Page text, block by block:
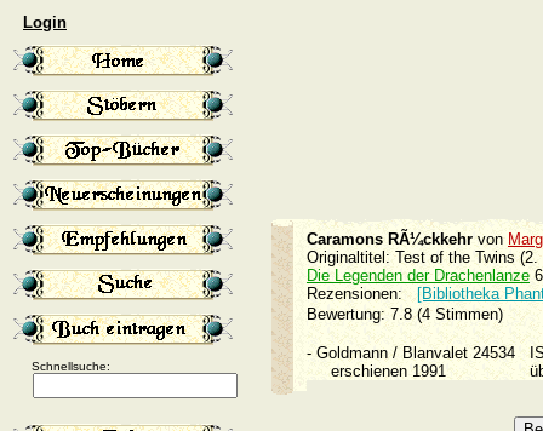
Login
Schnellsuche:
Caramons RÃ¼ckkehr von
Originaltitel: Test of the Twins
Die Legenden der Drachenlanze 6
Rezensionen:[Bibliotheka
Bewertung: 7.8 (4 Stimmen)
- Goldmann / Blanvalet 24534
erschienen 1991